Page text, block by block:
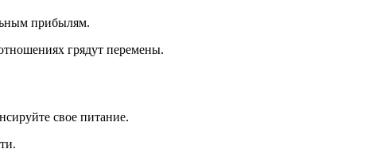
прибылям.
грядут перемены.
свое питание.